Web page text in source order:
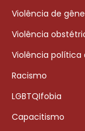
Violência de
Violência
Violência política
Racismo
LGBTQIfobia
Capacitismo